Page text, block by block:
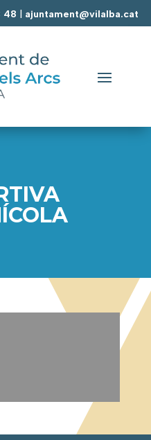
48 ajuntament@vilalba.cat